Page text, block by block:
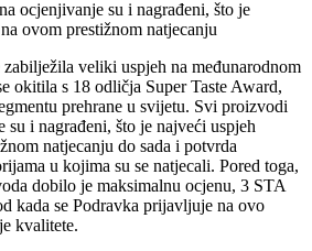
ocjenjivanje su i nagrađeni, što je
ovom prestižnom natjecanju
veliki uspjeh na međunarodnom
okitila s 18 odličja Super Taste Award,
prehrane u svijetu. Svi proizvodi
i nagrađeni, što je najveći uspjeh
natjecanju do sada i potvrda
u kojima su se natjecali. Pored toga,
dobilo je maksimalnu ocjenu, 3 STA
kada se Podravka prijavljuje na ovo
kvalitete.